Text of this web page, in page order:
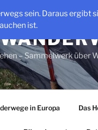
sein. Daraus
ist.
– Sammelwerk über
in Europa Das